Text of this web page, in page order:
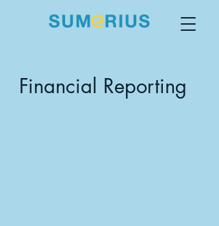
Financial Reporting